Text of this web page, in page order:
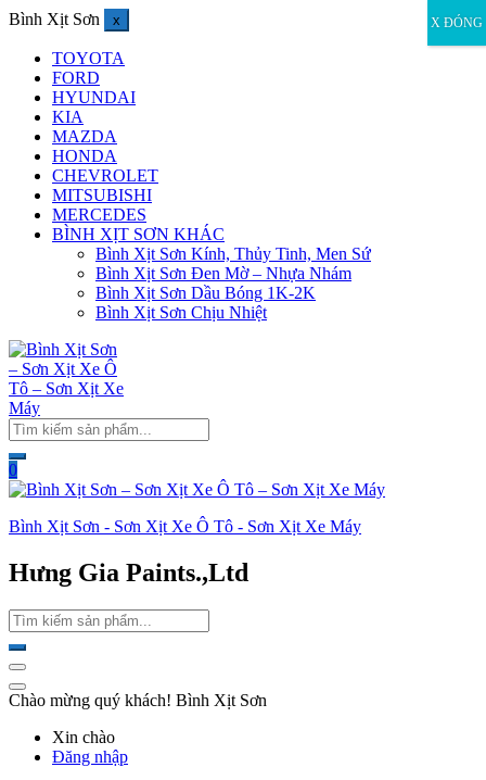
Bình Xịt Sơn x
TOYOTA
FORD
HYUNDAI
KIA
MAZDA
HONDA
CHEVROLET
MITSUBISHI
MERCEDES
BÌNH XỊT SƠN KHÁC
Bình Xịt Sơn Kính, Thủy Tinh, Men Sứ
Bình Xịt Sơn Đen Mờ – Nhựa Nhám
Bình Xịt Sơn Dầu Bóng 1K-2K
Bình Xịt Sơn Chịu Nhiệt
0
Bình Xịt Sơn - Sơn Xịt Xe Ô Tô - Sơn Xịt Xe Máy
Hưng Gia Paints.,Ltd
Chào mừng quý khách! Bình Xịt Sơn
Xin chào
Đăng nhập
X ĐÓNG